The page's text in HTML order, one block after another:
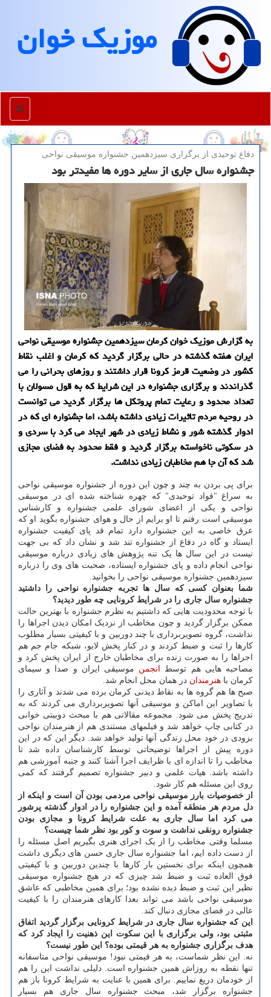
موزیك خوان
منو
دفاع توحیدی از برگزاری سیزدهمین جشنواره موسیقی نواحی
جشنواره سال جاری از سایر دوره ها مفیدتر بود
به گزارش موزیك خوان كرمان سیزدهمین جشنواره موسیقی نواحی
ایران هفته گذشته در حالی برگزار گردید كه كرمان و اغلب نقاط
كشور در وضعیت قرمز كرونا قرار داشتند و روزهای بحرانی را می
گذراندند و برگزاری جشنواره در این شرایط كه به قول مسولان با
تعداد محدود و رعایت تمام پروتكل ها برگزار گردید می توانست
در روحیه مردم تاثیرات زیادی داشته باشد، اما جشنواره ای كه در
ادوار گذشته شور و نشاط زیادی در شهر ایجاد می كرد با سردی و
در سكوتی ناخواسته برگزار گردید و فقط محدود به فضای مجازی
شد كه آن جا هم مخاطبان زیادی نداشت.
برای پی بردن به چند و چون این دوره از جشنواره موسیقی نواحی
به سراغ "فواد توحیدی" که چهره شناخته شده ای در موسیقی
نواحی و یکی از اعضای شورای علمی جشنواره و کارشناس
موسیقی است رفتم تا او برایم از حال و هوای جشنواره بگوید او که
عرق خاصی به این جشنواره دارد تمام قد پای کیفیت جشنواره
ایستاد و گاه در دفاع از جشنواره تند شد و نشان داد که بی جهت
نیست در این سال ها یک تنه پژوهش های زیادی درباره موسیقی
نواحی انجام داده و پای جشنواره ایستاده، صحبت های وی را درباره
سیزدهمین جشنواره موسیقی نواحی را بخوانید.
شما بعنوان کسی که سال ها تجربه جشنواره نواحی را داشتید
جشنواره سال جاری را در شرایط کرونایی چه طور دیدید؟
با توجه محدودیت هایی که داشتیم به نظرم جشنواره با بهترین حالت
ممکن برگزار گردید و چون مخاطب از نزدیک امکان دیدن اجراها را
نداشت، گروه تصویربرداری با چند دوربین و با کیفیتی بسیار مطلوب
کارها را ثبت و ضبط کردند و در کنار پخش لایو، شبکه جام جم هم
اجراها را به صورت زنده برای مخاطبان خارج از ایران پخش کرد و
مصاحبه هایی هم توسط انجمن موسیقی ایران و صدا و سیمای
کرمان با هنرمندان در همان محل انجام شد.
صبح ها هم گروه ها به نقاط دیدنی کرمان برده می شدند و آثاری را
با تصاویر این اماکن و موسیقی آنها تصویربرداری می کردند که به
تدریج پخش می شود. مجموعه مقالاتی هم با مبحث دوبیتی خوانی
در کتابی چاپ خواهد شد و فیلمهای مستندی هم از هنرمندان نواحی
بزودی در خود محل زندگی آنها تولید خواهد شد. دیگر این که در این
دوره پیش از اجراها توضیحاتی توسط کارشناسان داده شد تا
مخاطب را تا اندازه ای با ظرایف اجرا آشنا کنند و جنبه آموزشی هم
داشته باشد. هیات علمی و دبیر جشنواره تصمیم گرفتند که کمی
روی این مسئله هم کار شود.
از خصوصیات بارز موسیقی نواحی مردمی بودن آن است و اینکه از
دل مردم هر منطقه آمده و این جشنواره را در ادوار گذشته پرشور
می کرد اما سال جاری به علت شرایط کرونا و مجازی بودن
جشنواره رونقی نداشت و سوت و کور بود نظر شما چیست؟
مسلما وقتی مخاطب را از یک اجرای هنری بگیریم اصل مسئله را
از دست داده ایم، اما جشنواره سال جاری حسن های دیگری داشت
همچون اینکه برای نخستین بار کارها با چندین دوربین و با کیفیتی
فوق العاده ثبت و ضبط شد چیزی که در هیچ جشنواره موسیقی
نظیر این ثبت و ضبط دیده نشده بود؛ برای همین مخاطبی که عاشق
موسیقی نواحی باشد می تواند بعدا کارهای هنرمندان را با کیفیت
عالی در فضای مجازی دنبال کند.
این که جشنواره سال جاری در شرایط کرونایی برگزار گردید اتفاق
مثبتی بود، ولی برگزاری با این سکوت این ذهنیت را ایجاد کرد که
هدف برگزاری جشنواره به هر قیمتی بوده؟ این طور نیست؟
نه. این نظر شماست، به هر قیمتی نبود! موسیقی نواحی متاسفانه
تنها نقطه به روزاش همین جشنواره است. دلیلی نداشت این را هم
از خودمان دریغ نماییم. برای همین با عنایت به شرایط کرونا باز هم
جشنواره برگزار شد، مبحث جشنواره سال جاری هم بسیار